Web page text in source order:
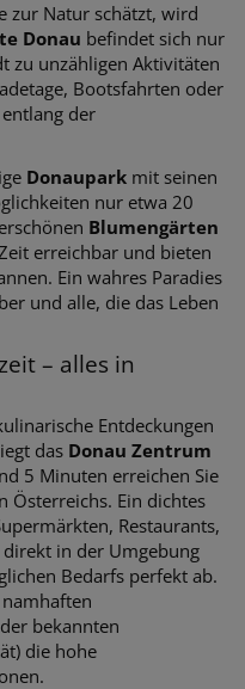
zur Natur schätzt, wird
Donau befindet sich nur
zu unzähligen Aktivitäten
Bootsfahrten oder
der
Donaupark mit seinen
nur etwa 20
Blumengärten
erreichbar und bieten
Ein wahres Paradies
und alle, die das Leben
– alles in
Entdeckungen
das Donau Zentrum
5 Minuten erreichen Sie
Österreichs. Ein dichtes
Restaurants,
in der Umgebung
Bedarfs perfekt ab.
bekannten
die hohe